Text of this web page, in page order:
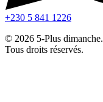
+230 5 841 1226
© 2026 5-Plus dimanche.
Tous droits réservés.